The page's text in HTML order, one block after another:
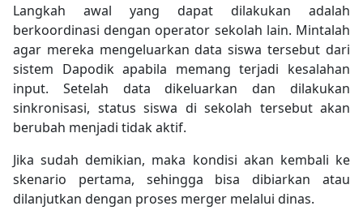
Langkah awal yang dapat dilakukan adalah
berkoordinasi dengan operator sekolah lain. Mintalah
agar mereka mengeluarkan data siswa tersebut dari
sistem Dapodik apabila memang terjadi kesalahan
input. Setelah data dikeluarkan dan dilakukan
sinkronisasi, status siswa di sekolah tersebut akan
berubah menjadi tidak aktif.
Jika sudah demikian, maka kondisi akan kembali ke
skenario pertama, sehingga bisa dibiarkan atau
dilanjutkan dengan proses merger melalui dinas.